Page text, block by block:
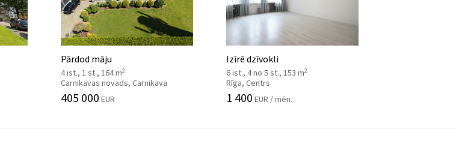
Pārdod māju
4 ist., 1 st., 164 m2
Carnikavas novads, Carnikava
405 000 EUR
Izīrē dzīvokli
6 ist., 4 no 5 st., 153 m2
Rīga, Centrs
1 400 EUR / mēn.